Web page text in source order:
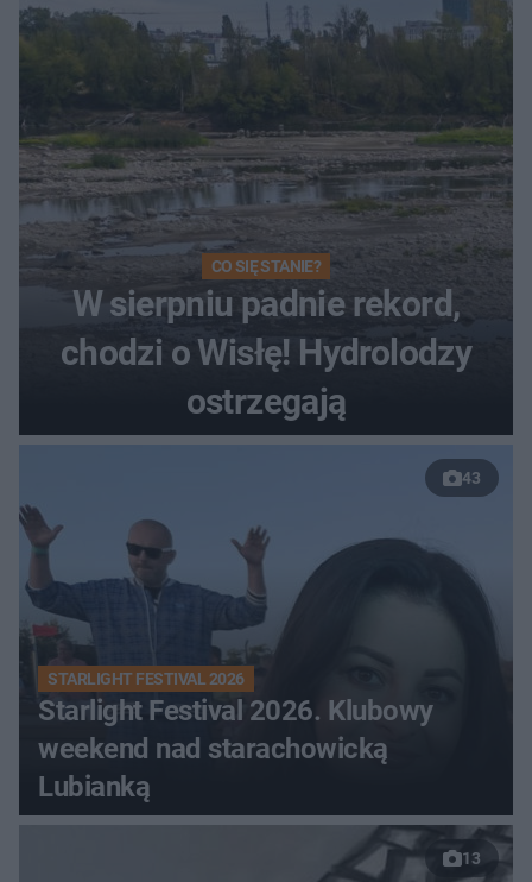
CO SIĘ STANIE?
W sierpniu padnie rekord,
chodzi o Wisłę! Hydrolodzy
ostrzegają
43
STARLIGHT FESTIVAL 2026
Starlight Festival 2026. Klubowy
weekend nad starachowicką
Lubianką
13